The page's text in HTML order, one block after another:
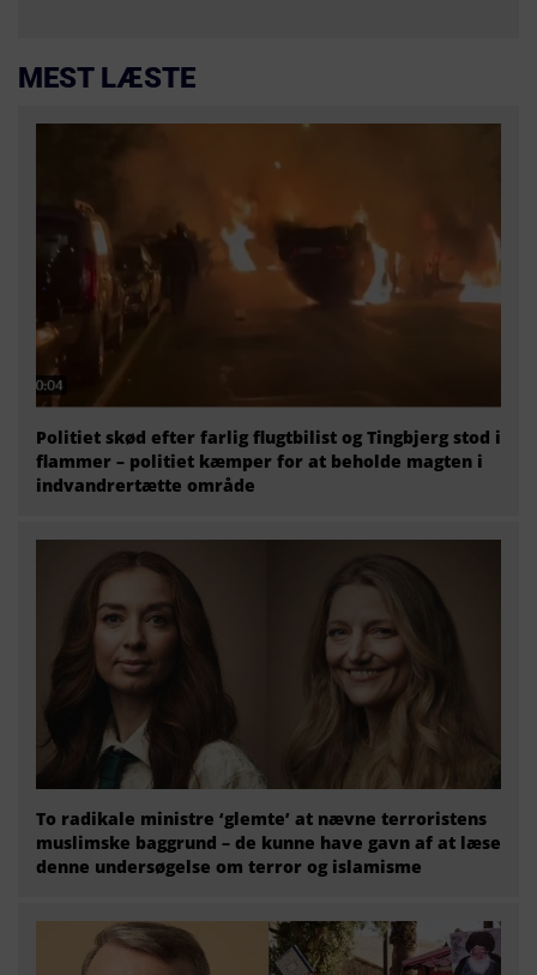
MEST LÆSTE
Politiet skød efter farlig flugtbilist og Tingbjerg stod i
flammer – politiet kæmper for at beholde magten i
indvandrertætte område
To radikale ministre ‘glemte’ at nævne terroristens
muslimske baggrund – de kunne have gavn af at læse
denne undersøgelse om terror og islamisme